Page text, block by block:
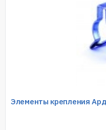
Элементы крепления